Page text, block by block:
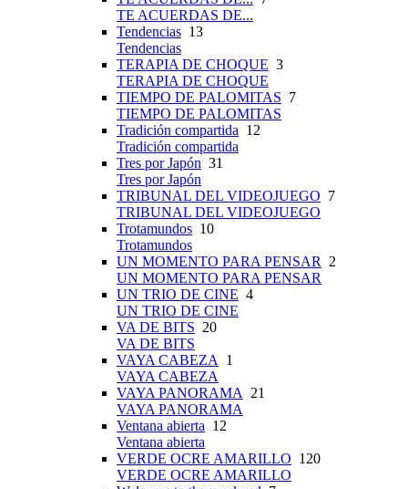
TE ACUERDAS DE...
Tendencias 13
Tendencias
TERAPIA DE CHOQUE 3
TERAPIA DE CHOQUE
TIEMPO DE PALOMITAS 7
TIEMPO DE PALOMITAS
Tradición compartida 12
Tradición compartida
Tres por Japón 31
Tres por Japón
TRIBUNAL DEL VIDEOJUEGO 7
TRIBUNAL DEL VIDEOJUEGO
Trotamundos 10
Trotamundos
UN MOMENTO PARA PENSAR
2
UN MOMENTO PARA PENSAR
UN TRIO DE CINE 4
UN TRIO DE CINE
VA DE BITS 20
VA DE BITS
VAYA CABEZA
1
VAYA CABEZA
VAYA PANORAMA
21
VAYA PANORAMA
Ventana abierta 12
Ventana abierta
VERDE OCRE AMARILLO 120
VERDE OCRE AMARILLO